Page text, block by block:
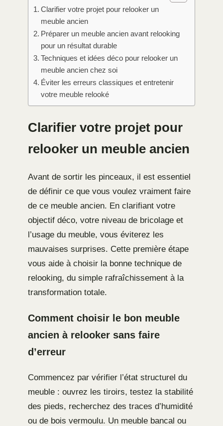
Clarifier votre projet pour relooker un
meuble ancien
Préparer un meuble ancien avant relooking
pour un résultat durable
Techniques et idées déco pour relooker un
meuble ancien chez soi
Éviter les erreurs classiques et entretenir
votre meuble relooké
Clarifier votre projet pour
relooker un meuble ancien
Avant de sortir les pinceaux, il est essentiel
de définir ce que vous voulez vraiment faire
de ce meuble ancien. En clarifiant votre
objectif déco, votre niveau de bricolage et
l’usage du meuble, vous éviterez les
mauvaises surprises. Cette première étape
vous aide à choisir la bonne technique de
relooking, du simple rafraîchissement à la
transformation totale.
Comment choisir le bon meuble
ancien à relooker sans faire
d’erreur
Commencez par vérifier l’état structurel du
meuble : ouvrez les tiroirs, testez la stabilité
des pieds, recherchez des traces d’humidité
ou de bois vermoulu. Un meuble bancal ou